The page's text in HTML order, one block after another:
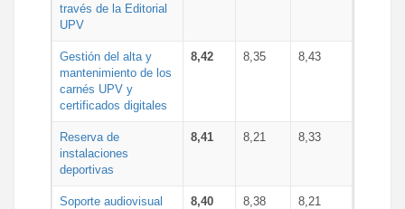
través de la Editorial
UPV
Gestión del alta y
mantenimiento de los
carnés UPV y
certificados digitales
8,42 8,35 8,43
Reserva de
instalaciones
deportivas
8,41 8,21 8,33
Soporte audiovisual
8,40 8,38 8,21